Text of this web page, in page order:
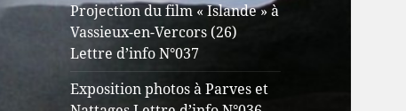
Projection du film « Islande » à
Vassieux-en-Vercors (26)
Lettre d’info N°037
Exposition photos à Parves et